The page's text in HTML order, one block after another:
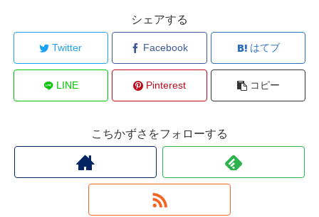
シェアする
Twitter Facebook はてブ
LINE Pinterest コピー
こちかずさをフォローする